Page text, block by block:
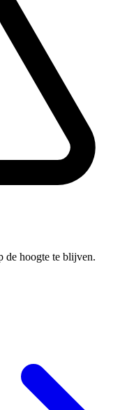
de hoogte te blijven.